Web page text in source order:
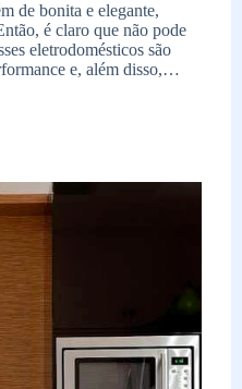
de bonita e elegante,
é claro que não pode
eletrodomésticos são
e, além disso,…